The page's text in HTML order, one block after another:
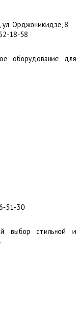
ул. Орджоникидзе, 8
18-58
оборудование для
51-30
выбор стильной и